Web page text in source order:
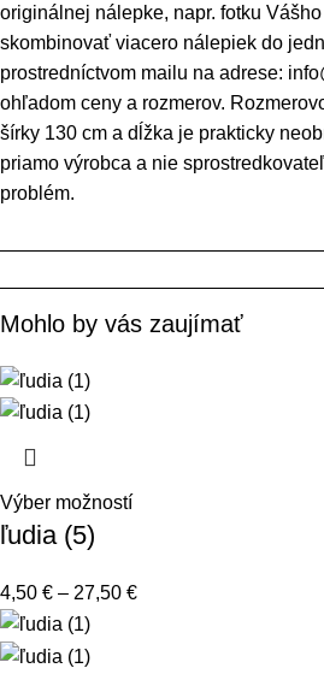
originálnej nálepke, napr. fotku
skombinovať viacero nálepiek do
prostredníctvom mailu na adrese:
ohľadom ceny a rozmerov.
šírky 130 cm a dĺžka je prakticky
priamo výrobca a nie
problém.
Mohlo by vás zaujímať
Výber možností
ľudia (5)
4,50 € – 27,50 €